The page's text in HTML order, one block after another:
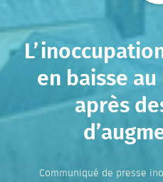
en baisse
après
Communiqué de presse